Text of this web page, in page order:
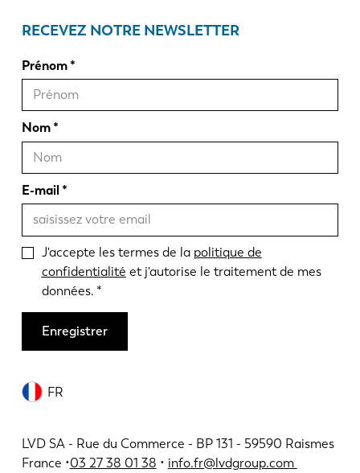
FR
LVD SA - Rue du Commerce - BP 131 - 59590 Raismes
France •03 27 38 01 38 • info.fr@lvdgroup.com
RECEVEZ NOTRE NEWSLETTER
Prénom
Nom
E-mail
J'accepte les termes de la politique de
confidentialité et j'autorise le traitement de mes
données.
Enregistrer